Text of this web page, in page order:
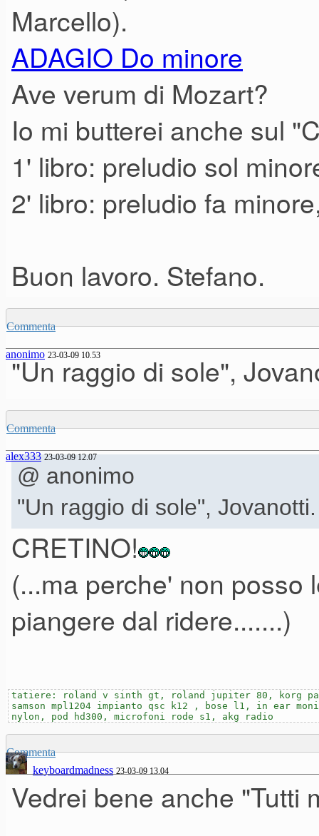
Marcello).
ADAGIO Do minore
Ave verum di Mozart?
Io mi butterei anche sul
1' libro: preludio sol
2' libro: preludio fa
Buon lavoro. Stefano.
Commenta
anonimo 23-03-09 10.53
"Un raggio di sole",
Commenta
alex333 23-03-09 12.07
@ anonimo
"Un raggio di sole",
CRETINO!
(...ma perche' non posso
piangere dal ridere.......)
tatiere: roland v sinth gt, roland jupiter 80, korg
samson mpl1204 impianto qsc k12 , bose l1, in ear
nylon, pod hd300, microfoni rode s1, akg radio
Commenta
keyboardmadness 23-03-09 13.04
Vedrei bene anche "Tutti